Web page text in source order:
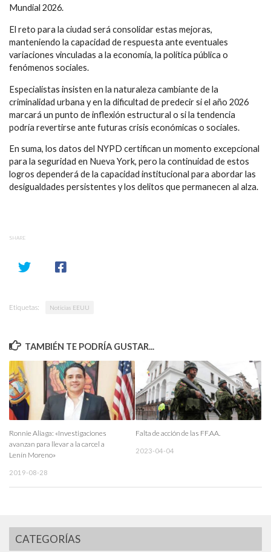
Mundial 2026.
El reto para la ciudad será consolidar estas mejoras,
manteniendo la capacidad de respuesta ante eventuales
variaciones vinculadas a la economía, la política pública o
fenómenos sociales.
Especialistas insisten en la naturaleza cambiante de la
criminalidad urbana y en la dificultad de predecir si el año 2026
marcará un punto de inflexión estructural o si la tendencia
podría revertirse ante futuras crisis económicas o sociales.
En suma, los datos del NYPD certifican un momento excepcional
para la seguridad en Nueva York, pero la continuidad de estos
logros dependerá de la capacidad institucional para abordar las
desigualdades persistentes y los delitos que permanecen al alza.
SHARE
Etiquetas: Noticias EEUU
TAMBIÉN TE PODRÍA GUSTAR...
Ronnie Aliaga: «Investigaciones
avanzan para llevar a la carcel a
Lenín Moreno»
2019-08-28
Falta de acción de las FF.AA.
2023-04-04
CATEGORÍAS